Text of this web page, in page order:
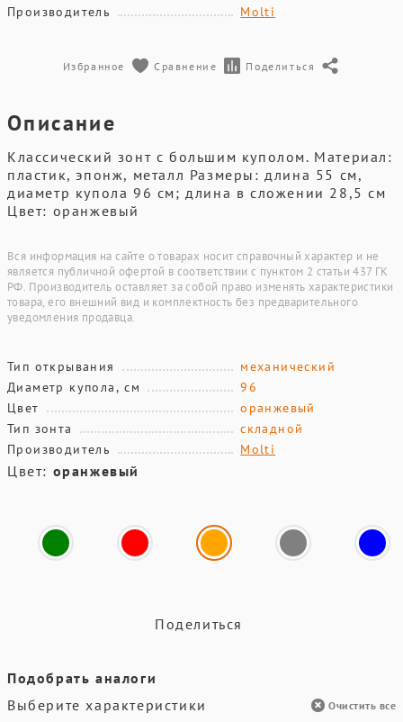
Производитель
Molti
Избранное Сравнение Поделиться
Описание
Классический зонт с большим куполом. Материал:
пластик, эпонж, металл Размеры: длина 55 см,
диаметр купола 96 см; длина в сложении 28,5 см
Цвет: оранжевый
Вся информация на сайте о товарах носит справочный характер и не
является публичной офертой в соответствии с пунктом 2 статьи 437 ГК
РФ. Производитель оставляет за собой право изменять характеристики
товара, его внешний вид и комплектность без предварительного
уведомления продавца.
Тип открывания
механический
Диаметр купола, см
96
Цвет
оранжевый
Тип зонта
складной
Производитель
Molti
Цвет: оранжевый
Поделиться
Подобрать аналоги
Выберите характеристики
Очистить все